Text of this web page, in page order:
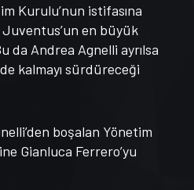
Kurulu’nun istifasına
Juventus’un en büyük
da Andrea Agnelli ayrılsa
kalmayı sürdüreceği
boşalan Yönetim
Gianluca Ferrero’yu